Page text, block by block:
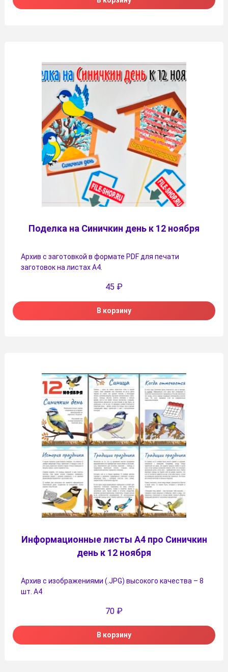
Поделка на Синичкин день к 12 ноября
Архив с заготовкой в формате PDF для печати
заготовок на листах А4.
45 ₽
В корзину
Информационные листы А4 про Синичкин
день к 12 ноября
Архив с изображениями (.JPG) высокого качества – 8
шт. А4
70 ₽
В корзину